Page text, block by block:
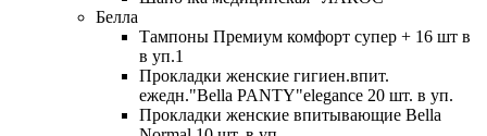
Белла
Тампоны Премиум комфорт супер + 16 шт в
в уп.1
Прокладки женские гигиен.впит.
ежедн."Bella PANTY"elegance 20 шт. в уп.
Прокладки женские впитывающие Bella